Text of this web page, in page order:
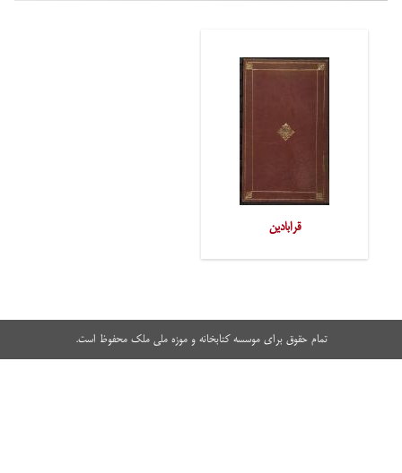
قرابادین
تمام حقوق برای موسسه کتابخانه و موزه ملی ملک محفوظ است.